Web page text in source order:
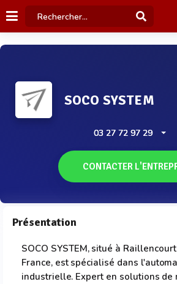
SOCO SYSTEM
03 27 72 97 29
CONTACTER
Présentation
SOCO SYSTEM, situé à
France, est spécialisé dans
industrielle. Expert en solutions de